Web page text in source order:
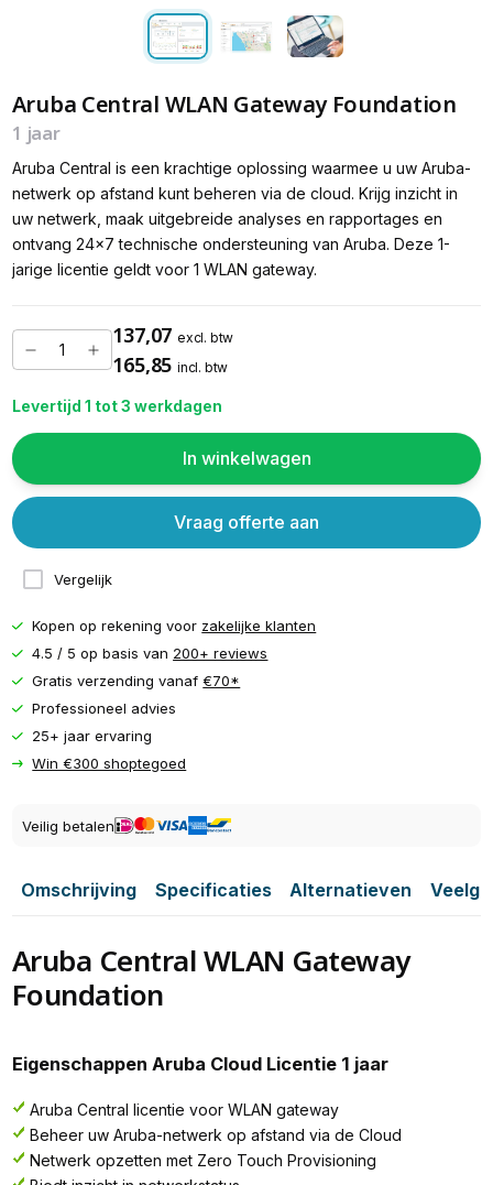
Aruba Central WLAN Gateway Foundation
1 jaar
Aruba Central is een krachtige oplossing waarmee u uw Aruba-
netwerk op afstand kunt beheren via de cloud. Krijg inzicht in
uw netwerk, maak uitgebreide analyses en rapportages en
ontvang 24x7 technische ondersteuning van Aruba. Deze 1-
jarige licentie geldt voor 1 WLAN gateway.
137,07 excl. btw
165,85 incl. btw
Levertijd 1 tot 3 werkdagen
In winkelwagen
Vergelijk
Vraag offerte aan
Kopen op rekening voor zakelijke klanten
4.5 / 5 op basis van 200+ reviews
Gratis verzending vanaf€70*
Professioneel advies
25+ jaar ervaring
Win €300 shoptegoed
Veilig betalen
Omschrijving Specificaties Alternatieven
Aruba Central WLAN Gateway
Foundation
Eigenschappen Aruba Cloud Licentie 1 jaar
Aruba Central licentie voor WLAN gateway
Beheer uw Aruba-netwerk op afstand via de Cloud
Netwerk opzetten met Zero Touch Provisioning